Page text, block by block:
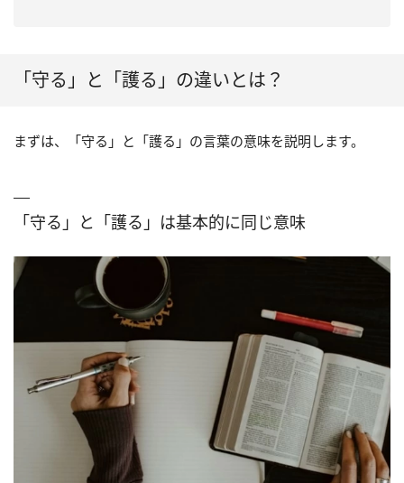
「守る」と「護る」の違いとは？
まずは、「守る」と「護る」の言葉の意味を説明します。
「守る」と「護る」は基本的に同じ意味